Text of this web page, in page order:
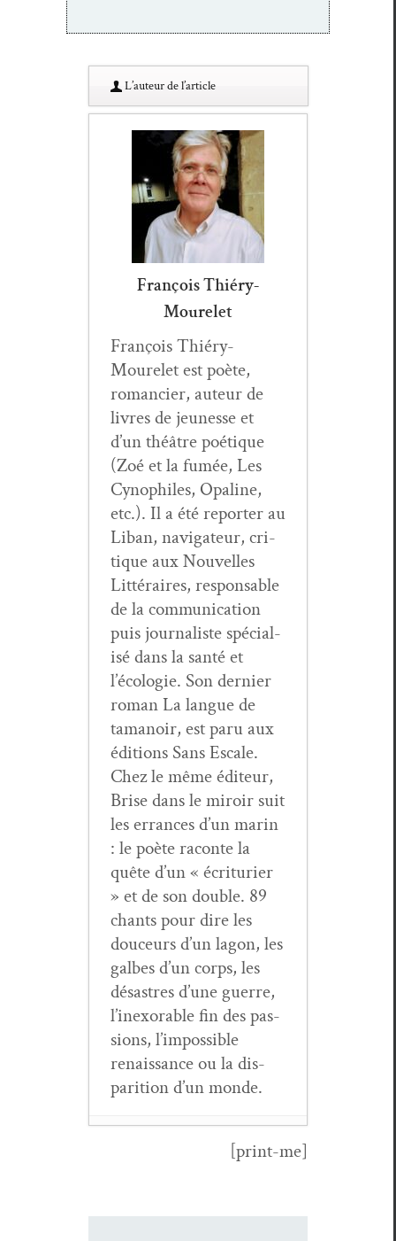
L’au­teur de l’article
François Thiéry-
Mourelet
François Thiéry-
Mourelet est poète,
romanci­er, auteur de
livres de jeunesse et
d’un théâtre poé­tique
(Zoé et la fumée, Les
Cynophiles, Opa­line,
etc.). Il a été reporter au
Liban, nav­i­ga­teur, cri­
tique aux Nou­velles
Lit­téraires, respon­s­able
de la com­mu­ni­ca­tion
puis jour­nal­iste spé­cial­
isé dans la san­té et
l’écologie. Son dernier
roman La langue de
tamanoir, est paru aux
édi­tions Sans Escale.
Chez le même édi­teur,
Brise dans le miroir suit
les errances d’un marin
: le poète racon­te la
quête d’un « écri­t­uri­er
» et de son dou­ble. 89
chants pour dire les
douceurs d’un lagon, les
galbes d’un corps, les
désas­tres d’une guerre,
l’inexorable fin des pas­
sions, l’impossible
renais­sance ou la dis­
pari­tion d’un monde.
Valéry Zab­dyr,
[print-me]